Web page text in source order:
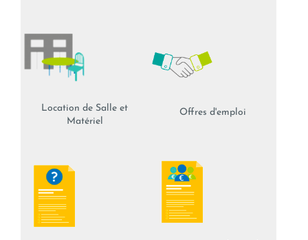
Location de Salle et
Matériel
Offres d'emploi